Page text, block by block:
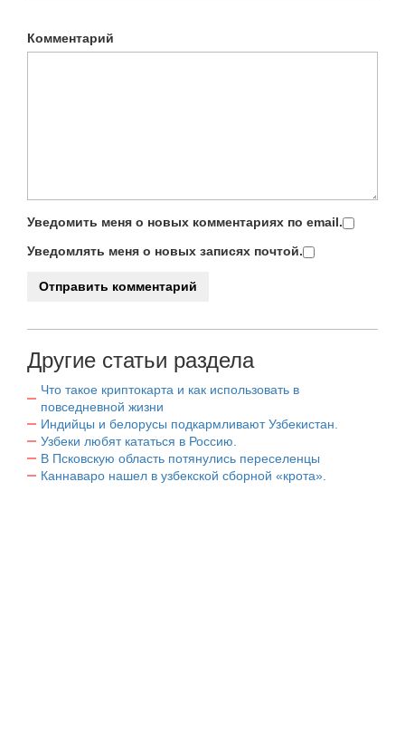
Комментарий
Уведомить меня о новых комментариях по email.
Уведомлять меня о новых записях почтой.
Другие статьи раздела
Что такое криптокарта и как использовать в
повседневной жизни
Индийцы и белорусы подкармливают Узбекистан.
Узбеки любят кататься в Россию.
В Псковскую область потянулись переселенцы
Каннаваро нашел в узбекской сборной «крота».